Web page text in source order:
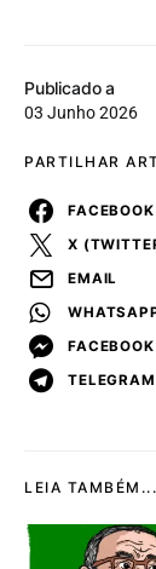
Publicado a
03 Junho 2026
PARTILHAR
FACEBOOK
X
EMAIL
TELEGRAM
LEIA TAMBÉM...